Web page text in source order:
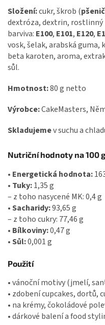
Složení:cukr, škrob (
dextróza, dextrin, rostlinný
barviva: E100, E101, E120,
vosk, šelak, arabská guma,
beta karoten, aroma,
sůl.
Hmotnost:80 g netto
Výrobce:CakeMasters,
Skladujemev suchu a
Nutriční hodnoty na 100 g
• Energetická hodnota:
• Tuky:1,35 g
– z toho nasycené MK: 0,4 g
•Sacharidy:93,65 g
– z toho cukry: 77,46 g
• Bílkoviny:0,47 g
•Sůl:0,001 g
Použití
• vánoční motivy (jmelí,
• zdobení cupcakes, dortů,
• na krémy, čokoládové
• dárkové balení a food